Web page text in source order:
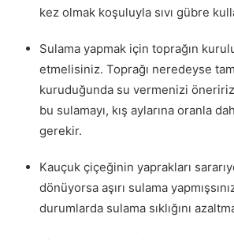
kez olmak koşuluyla sıvı gübre
Sulama yapmak için toprağın
etmelisiniz. Toprağı neredeyse
kuruduğunda su vermenizi
bu sulamayı, kış aylarına oranla
gerekir.
Kauçuk çiçeğinin yaprakları
dönüyorsa aşırı sulama
durumlarda sulama sıklığını